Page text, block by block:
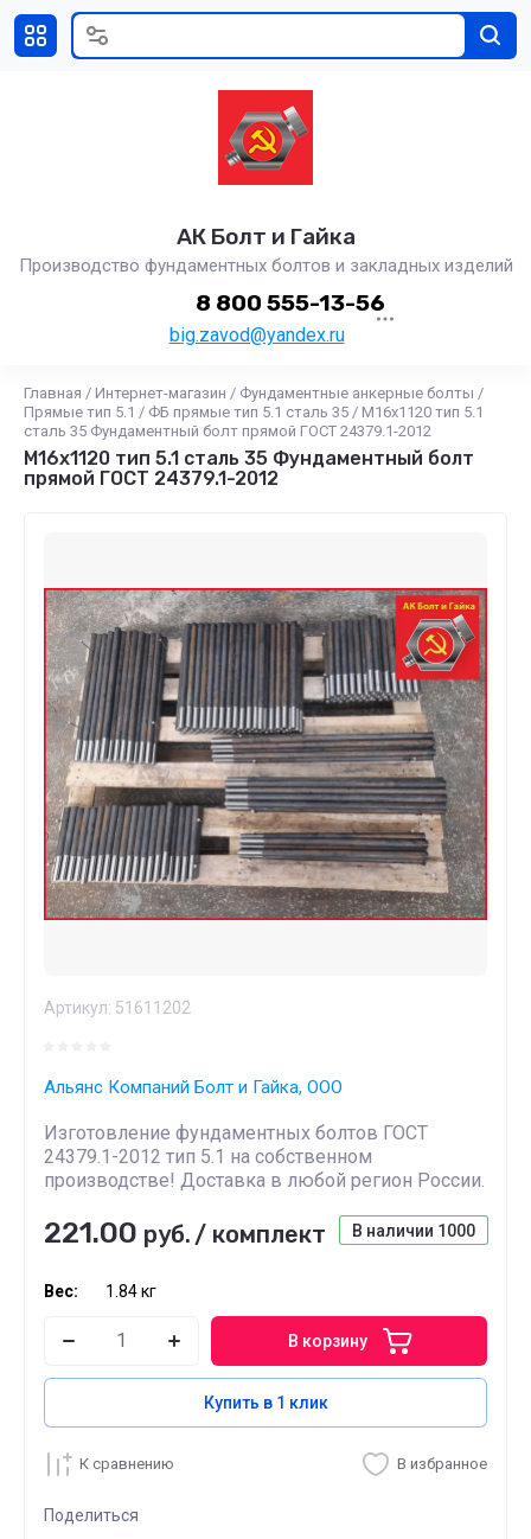
АК Болт и Гайка
Производство фундаментных болтов и закладных изделий
big.zavod@yandex.ru
8 800 555-13-56
Главная / Интернет-магазин / Фундаментные анкерные болты /
Прямые тип 5.1 / ФБ прямые тип 5.1 сталь 35 / М16x1120 тип 5.1
сталь 35 Фундаментный болт прямой ГОСТ 24379.1-2012
М16x1120 тип 5.1 сталь 35 Фундаментный болт
прямой ГОСТ 24379.1-2012
Артикул: 51611202
Альянс Компаний Болт и Гайка, ООО
Изготовление фундаментных болтов ГОСТ
24379.1-2012 тип 5.1 на собственном
производстве! Доставка в любой регион России.
В наличии 1000
221.00 руб. / комплект
Вес: 1.84 кг
В корзину
Купить в 1 клик
К сравнению В избранное
Поделиться